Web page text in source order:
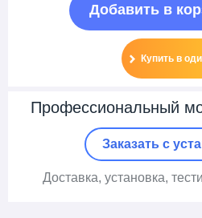
Добавить в
Купить в
Профессиональный
Заказать c
Доставка, установка,